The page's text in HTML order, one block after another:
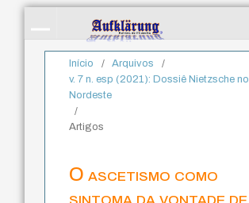
Início / Arquivos
/
v. 7 n. esp (2021): Dossiê Nietzsche no
Nordeste
/
Artigos
O ascetismo como
sintoma da vontade de